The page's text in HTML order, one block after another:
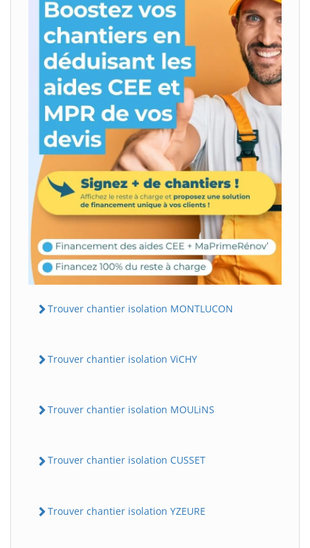
Trouver chantier isolation MONTLUCON
Trouver chantier isolation ViCHY
Trouver chantier isolation MOULiNS
Trouver chantier isolation CUSSET
Trouver chantier isolation YZEURE